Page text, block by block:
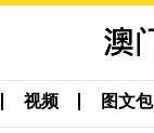
视频 图文包